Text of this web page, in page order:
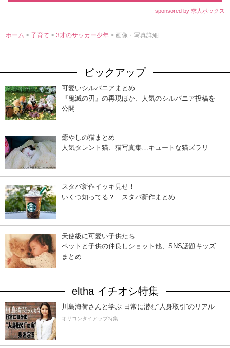
sponsored by 求人ボックス
ホーム >子育て>3才のサッカー少年> 画像・写真詳細
ピックアップ
可愛いシルバニアまとめ
『鬼滅の刃』の再現ほか、人気のシルバニア投稿を
公開
癒やしの猫まとめ
人気タレント猫、猫写真集…キュートな猫ズラリ
スタバ新作イッキ見せ！
いくつ知ってる？ スタバ新作まとめ
天使級に可愛い子供たち
ペットと子供の仲良しショット他、SNS話題キッズ
まとめ
eltha イチオシ特集
川島海荷さんと学ぶ 日常に潜む“人身取引”のリアル
オリコンタイアップ特集